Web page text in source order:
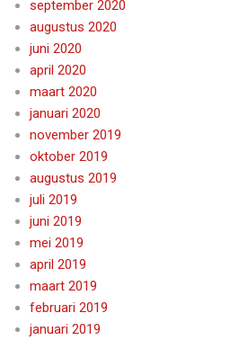
september 2020
augustus 2020
juni 2020
april 2020
maart 2020
januari 2020
november 2019
oktober 2019
augustus 2019
juli 2019
juni 2019
mei 2019
april 2019
maart 2019
februari 2019
januari 2019